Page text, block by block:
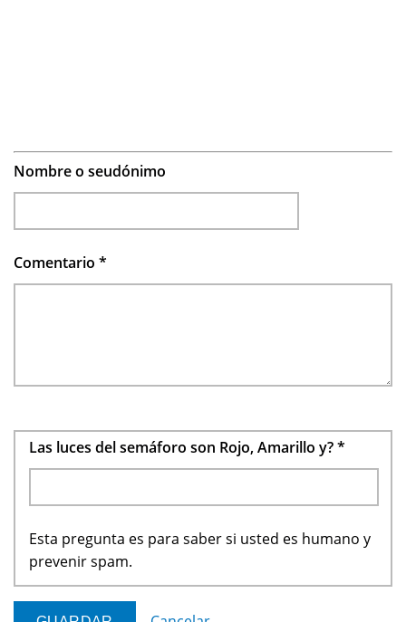
Nombre o seudónimo
Comentario *
Las luces del semáforo son Rojo, Amarillo y?*
Esta pregunta es para saber si usted es humano y
prevenir spam.